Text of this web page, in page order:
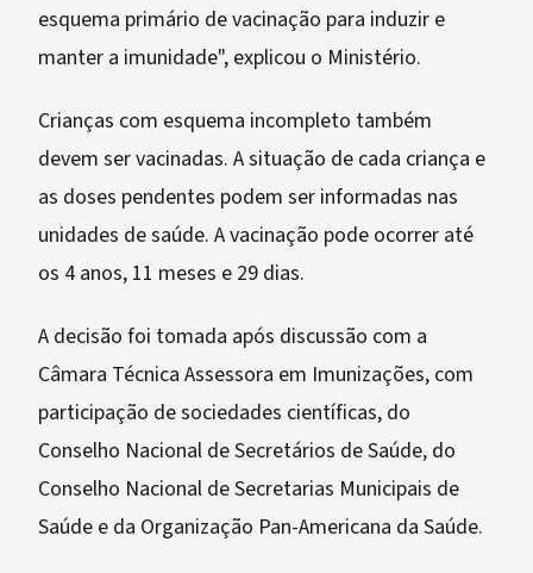
esquema primário de vacinação para induzir e
manter a imunidade", explicou o Ministério.
Crianças com esquema incompleto também
devem ser vacinadas. A situação de cada criança e
as doses pendentes podem ser informadas nas
unidades de saúde. A vacinação pode ocorrer até
os 4 anos, 11 meses e 29 dias.
A decisão foi tomada após discussão com a
Câmara Técnica Assessora em Imunizações, com
participação de sociedades científicas, do
Conselho Nacional de Secretários de Saúde, do
Conselho Nacional de Secretarias Municipais de
Saúde e da Organização Pan-Americana da Saúde.